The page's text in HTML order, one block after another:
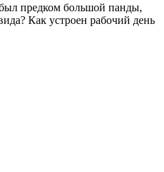
предком большой панды,
Как устроен рабочий день